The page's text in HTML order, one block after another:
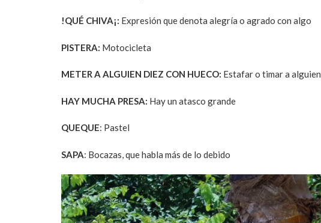
!QUÉ CHIVA¡: Expresión que denota alegría o agrado con algo
PISTERA: Motocicleta
METER A ALGUIEN DIEZ CON HUECO: Estafar o timar a alguien
HAY MUCHA PRESA: Hay un atasco grande
QUEQUE: Pastel
SAPA: Bocazas, que habla más de lo debido